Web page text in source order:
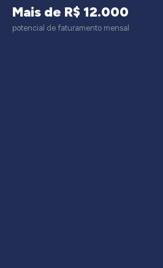
Mais de R$ 12.000
potencial de faturamento mensal